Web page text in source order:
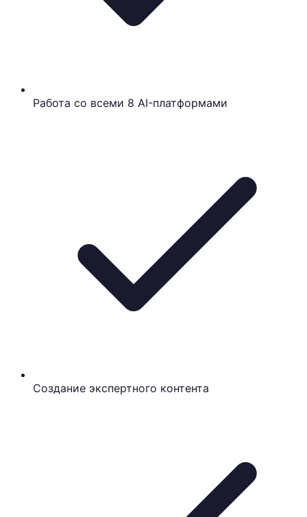
Работа со всеми 8 AI-платформами
Создание экспертного контента